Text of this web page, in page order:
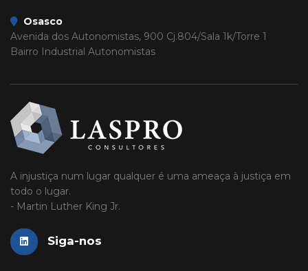
Osasco
Avenida dos Autonomistas, 900 Cj.804/Sala 1k/Torre 1
Bairro Industrial Autonomistas
A injustiça num lugar qualquer é uma ameaça à justiça em
todo o lugar.
- Martin Luther King Jr.
Siga-nos